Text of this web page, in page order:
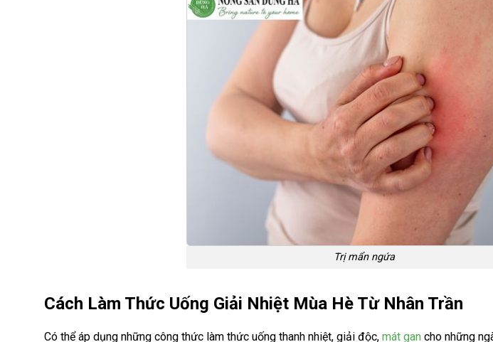
Trị mẩn ngứa
Cách Làm Thức Uống Giải Nhiệt Mùa Hè Từ Nhân Trần
Có thể áp dụng những công thức làm thức uống thanh nhiệt, giải độc, mát gan cho những